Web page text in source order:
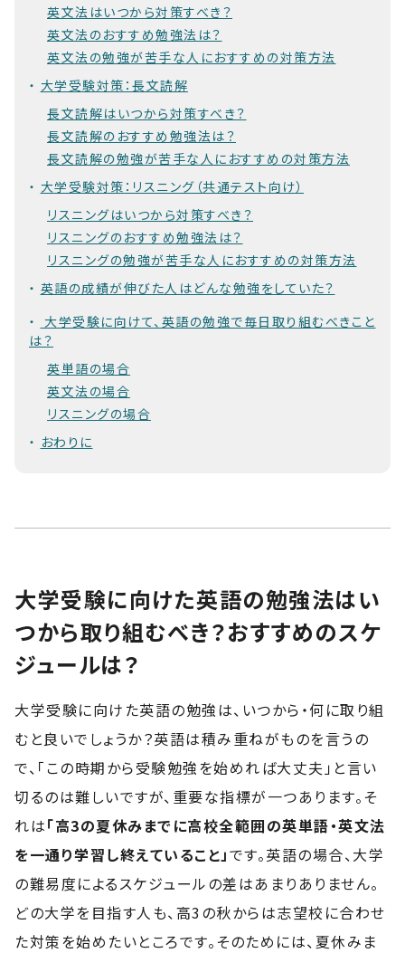
英文法はいつから対策すべき？
英文法のおすすめ勉強法は？
英文法の勉強が苦手な人におすすめの対策方法
大学受験対策：長文読解
長文読解はいつから対策すべき？
長文読解のおすすめ勉強法は？
長文読解の勉強が苦手な人におすすめの対策方法
大学受験対策：リスニング（共通テスト向け）
リスニングはいつから対策すべき？
リスニングのおすすめ勉強法は？
リスニングの勉強が苦手な人におすすめの対策方法
英語の成績が伸びた人はどんな勉強をしていた？
大学受験に向けて、英語の勉強で毎日取り組むべきこと
は？
英単語の場合
英文法の場合
リスニングの場合
おわりに
大学受験に向けた英語の勉強法はい
つから取り組むべき？おすすめのスケ
ジュールは？
大学受験に向けた英語の勉強は、いつから・何に取り組
むと良いでしょうか？英語は積み重ねがものを言うの
で、「この時期から受験勉強を始めれば大丈夫」と言い
切るのは難しいですが、重要な指標が一つあります。そ
れは「高3の夏休みまでに高校全範囲の英単語・英文法
を一通り学習し終えていること」です。英語の場合、大学
の難易度によるスケジュールの差はあまりありません。
どの大学を目指す人も、高3の秋からは志望校に合わせ
た対策を始めたいところです。そのためには、夏休みま